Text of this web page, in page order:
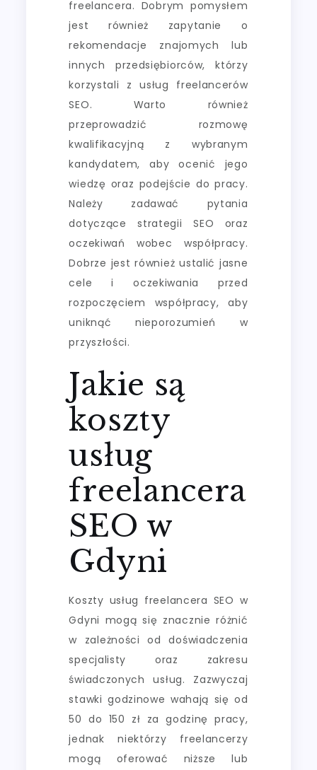
freelancera. Dobrym pomysłem
jest również zapytanie o
rekomendacje znajomych lub
innych przedsiębiorców, którzy
korzystali z usług freelancerów
SEO. Warto również
przeprowadzić rozmowę
kwalifikacyjną z wybranym
kandydatem, aby ocenić jego
wiedzę oraz podejście do pracy.
Należy zadawać pytania
dotyczące strategii SEO oraz
oczekiwań wobec współpracy.
Dobrze jest również ustalić jasne
cele i oczekiwania przed
rozpoczęciem współpracy, aby
uniknąć nieporozumień w
przyszłości.
Jakie są
koszty
usług
freelancera
SEO w
Gdyni
Koszty usług freelancera SEO w
Gdyni mogą się znacznie różnić
w zależności od doświadczenia
specjalisty oraz zakresu
świadczonych usług. Zazwyczaj
stawki godzinowe wahają się od
50 do 150 zł za godzinę pracy,
jednak niektórzy freelancerzy
mogą oferować niższe lub